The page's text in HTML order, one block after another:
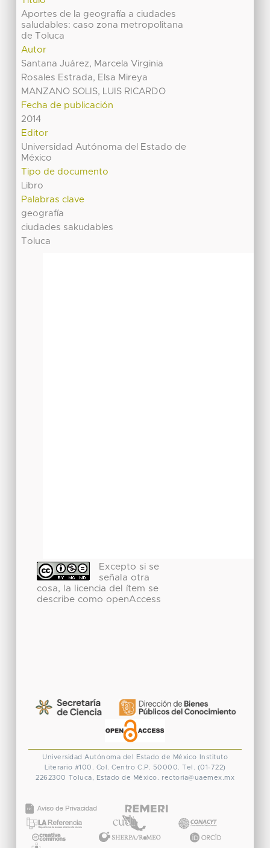
Aportes de la geografía a ciudades
saludables: caso zona metropolitana
de Toluca
Autor
Santana Juárez, Marcela Virginia
Rosales Estrada, Elsa Mireya
MANZANO SOLIS, LUIS RICARDO
Fecha de publicación
2014
Editor
Universidad Autónoma del Estado de
México
Tipo de documento
Libro
Palabras clave
geografía
ciudades sakudables
Toluca
Excepto si se
señala otra
cosa, la licencia del ítem se
describe como openAccess
Universidad Autónoma del Estado de México
Instituto
Literario #100. Col. Centro C.P. 50000. Tel. (01-722)
2262300 Toluca, Estado de México. rectoria@uaemex.mx